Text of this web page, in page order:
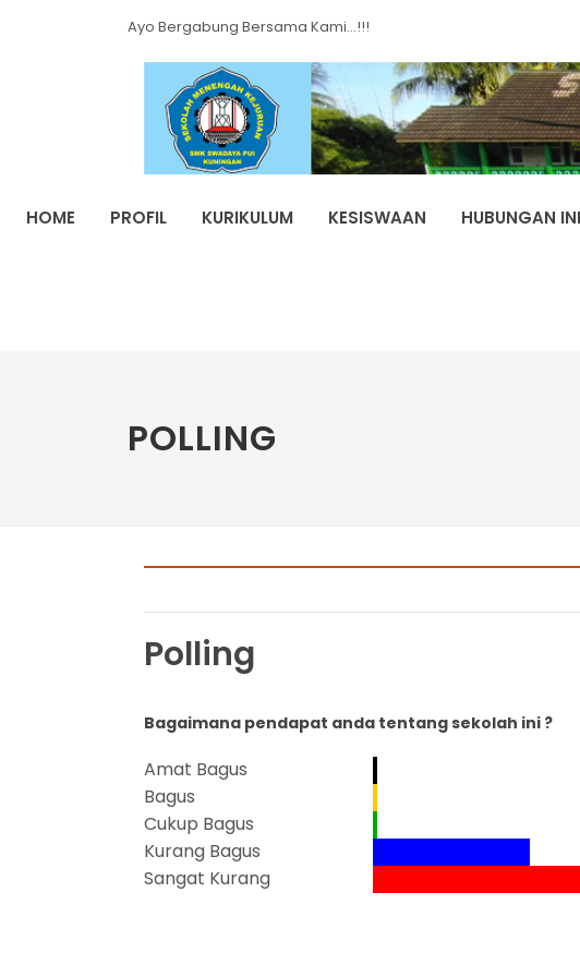
Ayo Bergabung Bersama Kami...!!!
HOME PROFIL KURIKULUM KESISWAAN HUBUNGAN
POLLING
Polling
Bagaimana pendapat anda tentang sekolah ini ?
Amat Bagus
Bagus
Cukup Bagus
Kurang Bagus
Sangat Kurang